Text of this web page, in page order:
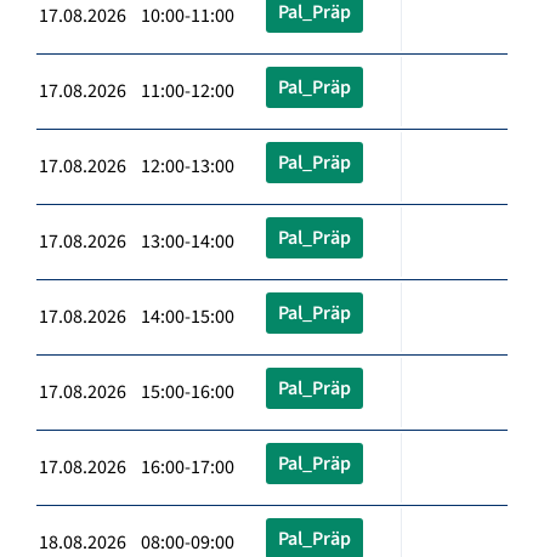
17.08.2026 10:00-11:00 Pal_Präp
17.08.2026 11:00-12:00 Pal_Präp
17.08.2026 12:00-13:00 Pal_Präp
17.08.2026 13:00-14:00 Pal_Präp
17.08.2026 14:00-15:00 Pal_Präp
17.08.2026 15:00-16:00 Pal_Präp
17.08.2026 16:00-17:00 Pal_Präp
18.08.2026 08:00-09:00 Pal_Präp